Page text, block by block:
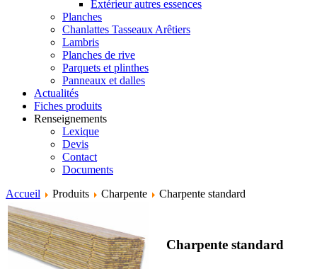
Extérieur autres essences
Planches
Chanlattes Tasseaux Arêtiers
Lambris
Planches de rive
Parquets et plinthes
Panneaux et dalles
Actualités
Fiches produits
Renseignements
Lexique
Devis
Contact
Documents
Accueil
Produits Charpente Charpente standard
Charpente standard